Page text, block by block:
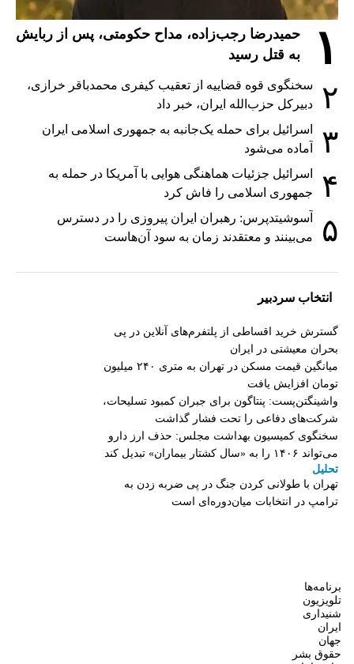
۱
حمیدرضا رجب‌زاده، مداح حکومتی، پس از ربایش
به قتل رسید
۲
سخنگوی قوه قضاییه از تعقیب کیفری محمدباقر خرازی،
دبیر‌کل حزب‌الله ایران، خبر داد
۳
اسرائیل برای حمله یک‌جانبه به جمهوری اسلامی ایران
آماده می‌شود
۴
اسرائیل جزئیات هماهنگی هوایی با آمریکا در حمله به
جمهوری اسلامی را فاش کرد
۵
آسوشیتدپرس: رهبران ایران پیروزی را در دسترس
می‌بینند و معتقدند زمان به سود آن‌هاست
انتخاب سردبیر
گسترش خرید اقساطی از پلتفرم‌های آنلاین در پی
بحران معیشتی در ایران
میانگین قیمت مسکن در تهران به متری ۲۴۰ میلیون
تومان افزایش یافت
واشینگتن‌پست: پنتاگون برای جبران کمبود تسلیحات،
شرکت‌های دفاعی را تحت فشار گذاشت
سخنگوی کمیسیون بهداشت مجلس: حذف ارز دارو
می‌تواند ۱۴۰۶ را به «سال کشتار بیماران» تبدیل کند
تحلیل
تهران با طولانی کردن جنگ در پی ضربه زدن به
ترامپ در انتخابات میان‌دوره‌ای است
برنامه‌ها
تلویزیون
شنیداری
ایران
جهان
حقوق بشر